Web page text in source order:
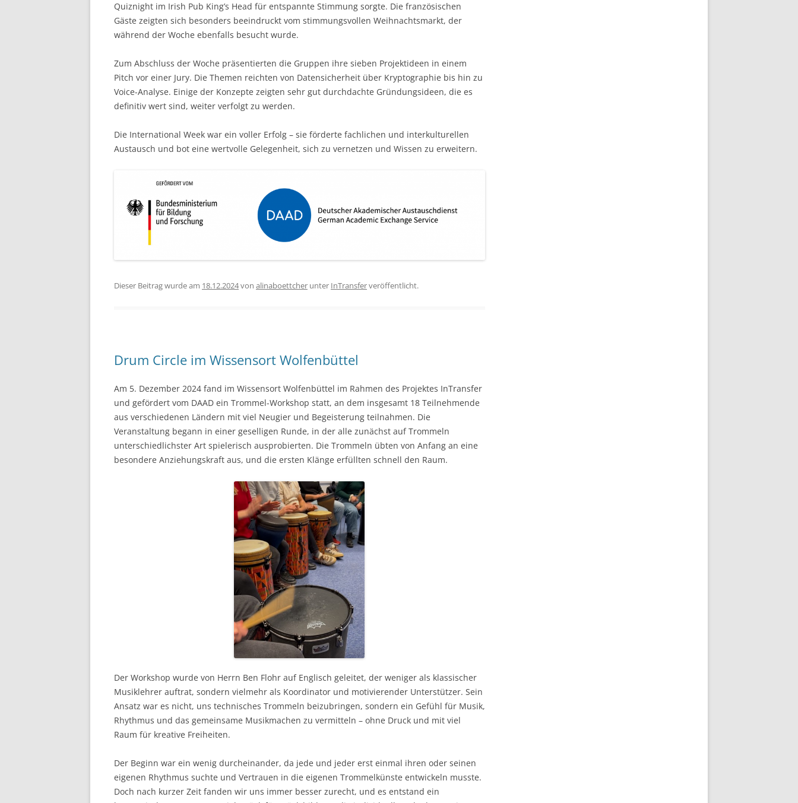
Quiznight im Irish Pub King’s Head für entspannte Stimmung sorgte. Die französischen
Gäste zeigten sich besonders beeindruckt vom stimmungsvollen Weihnachtsmarkt, der
während der Woche ebenfalls besucht wurde.
Zum Abschluss der Woche präsentierten die Gruppen ihre sieben Projektideen in einem
Pitch vor einer Jury. Die Themen reichten von Datensicherheit über Kryptographie bis hin zu
Voice-Analyse. Einige der Konzepte zeigten sehr gut durchdachte Gründungsideen, die es
definitiv wert sind, weiter verfolgt zu werden.
Die International Week war ein voller Erfolg – sie förderte fachlichen und interkulturellen
Austausch und bot eine wertvolle Gelegenheit, sich zu vernetzen und Wissen zu erweitern.
Dieser Beitrag wurde am 18.12.2024von alinaboettcher unter InTransferveröffentlicht.
Drum Circle im Wissensort Wolfenbüttel
Am 5. Dezember 2024 fand im Wissensort Wolfenbüttel im Rahmen des Projektes InTransfer
und gefördert vom DAAD ein Trommel-Workshop statt, an dem insgesamt 18 Teilnehmende
aus verschiedenen Ländern mit viel Neugier und Begeisterung teilnahmen. Die
Veranstaltung begann in einer geselligen Runde, in der alle zunächst auf Trommeln
unterschiedlichster Art spielerisch ausprobierten. Die Trommeln übten von Anfang an eine
besondere Anziehungskraft aus, und die ersten Klänge erfüllten schnell den Raum.
Der Workshop wurde von Herrn Ben Flohr auf Englisch geleitet, der weniger als klassischer
Musiklehrer auftrat, sondern vielmehr als Koordinator und motivierender Unterstützer. Sein
Ansatz war es nicht, uns technisches Trommeln beizubringen, sondern ein Gefühl für Musik,
Rhythmus und das gemeinsame Musikmachen zu vermitteln – ohne Druck und mit viel
Raum für kreative Freiheiten.
Der Beginn war ein wenig durcheinander, da jede und jeder erst einmal ihren oder seinen
eigenen Rhythmus suchte und Vertrauen in die eigenen Trommelkünste entwickeln musste.
Doch nach kurzer Zeit fanden wir uns immer besser zurecht, und es entstand ein